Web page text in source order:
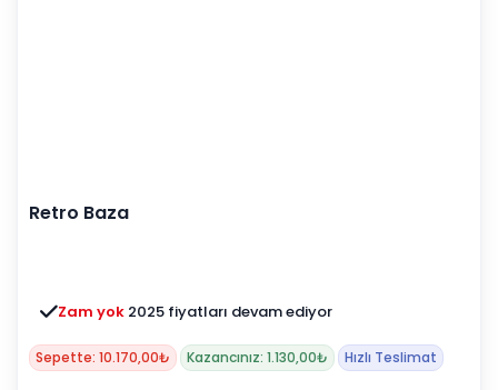
Retro Baza
Zam yok 2025 fiyatları devam ediyor
Sepette: 10.170,00₺ Kazancınız: 1.130,00₺ Hızlı Teslimat